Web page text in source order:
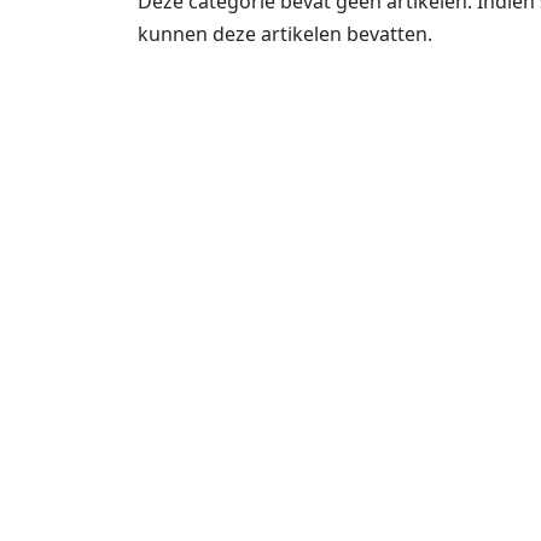
kunnen deze artikelen bevatten.